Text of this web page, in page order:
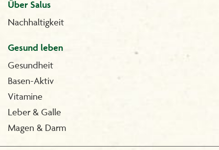
Über Salus
Nachhaltigkeit
Gesund leben
Gesundheit
Basen-Aktiv
Vitamine
Leber & Galle
Magen & Darm